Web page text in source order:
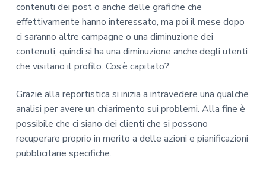
contenuti dei post o anche delle grafiche che
effettivamente hanno interessato, ma poi il mese dopo
ci saranno altre campagne o una diminuzione dei
contenuti, quindi si ha una diminuzione anche degli utenti
che visitano il profilo. Cos’è capitato?
Grazie alla reportistica si inizia a intravedere una qualche
analisi per avere un chiarimento sui problemi. Alla fine è
possibile che ci siano dei clienti che si possono
recuperare proprio in merito a delle azioni e pianificazioni
pubblicitarie specifiche.